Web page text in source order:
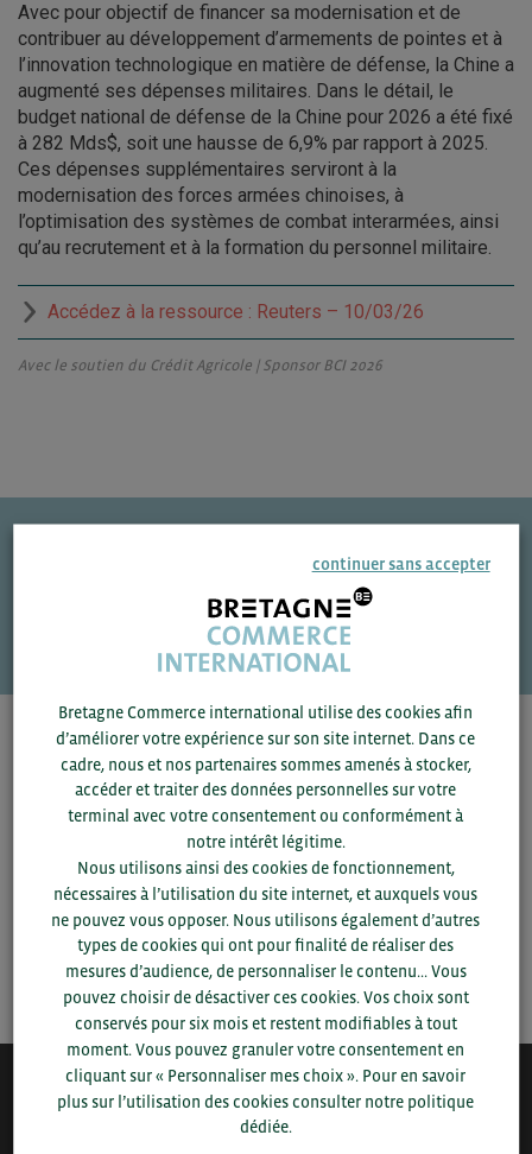
Avec pour objectif de financer sa modernisation et de
contribuer au développement d’armements de pointes et à
l’innovation technologique en matière de défense, la Chine a
augmenté ses dépenses militaires. Dans le détail, le
budget national de défense de la Chine pour 2026 a été fixé
à 282 Mds$, soit une hausse de 6,9% par rapport à 2025.
Ces dépenses supplémentaires serviront à la
modernisation des forces armées chinoises, à
l’optimisation des systèmes de combat interarmées, ainsi
qu’au recrutement et à la formation du personnel militaire.
Accédez à la ressource : Reuters – 10/03/26
Avec le soutien du Crédit Agricole | Sponsor BCI 2026
Une question ?
VOS CONTACTS
Pour voir les contacts, merci de renseigner votre
département et votre secteurou connectez-vous.
SAUVEGARDER
QUI-SOMMES NOUS ?
continuer sans accepter
Bretagne Commerce international utilise des cookies afin
d’améliorer votre expérience sur son site internet. Dans ce
cadre, nous et nos partenaires sommes amenés à stocker,
accéder et traiter des données personnelles sur votre
terminal avec votre consentement ou conformément à
notre intérêt légitime.
Nous utilisons ainsi des cookies de fonctionnement,
nécessaires à l’utilisation du site internet, et auxquels vous
ne pouvez vous opposer. Nous utilisons également d’autres
types de cookies qui ont pour finalité de réaliser des
mesures d’audience, de personnaliser le contenu... Vous
pouvez choisir de désactiver ces cookies. Vos choix sont
conservés pour six mois et restent modifiables à tout
moment. Vous pouvez granuler votre consentement en
cliquant sur « Personnaliser mes choix ». Pour en savoir
plus sur l’utilisation des cookies consulter notre politique
dédiée.